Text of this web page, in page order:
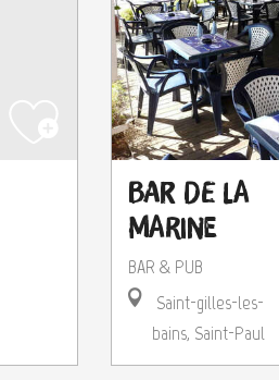
Bar de la
Marine
BAR & PUB
Saint-gilles-les-
bains, Saint-Paul